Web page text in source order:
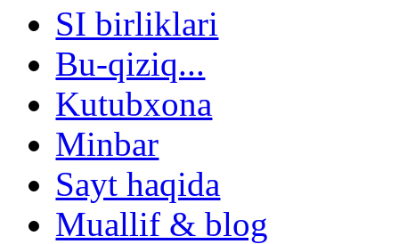
SI birliklari
Bu-qiziq...
Kutubxona
Minbar
Sayt haqida
Muallif & blog